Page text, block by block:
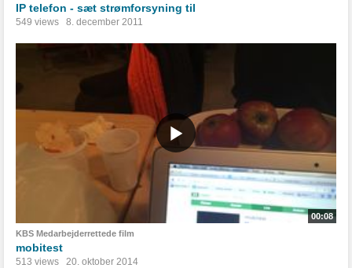
IP telefon - sæt strømforsyning til
549 views 8. december 2011
00:08
KBS Medarbejderrettede film
mobitest
513 views 20. oktober 2014